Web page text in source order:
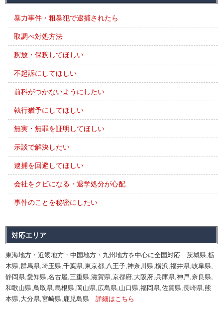
暴力事件・粗暴犯で逮捕されたら
取調べ対処方法
釈放・保釈してほしい
不起訴にしてほしい
前科がつかないようにしたい
執行猶予にしてほしい
無実・無罪を証明してほしい
示談で解決したい
逮捕を回避してほしい
会社をクビになる・退学処分が心配
事件のことを秘密にしたい
対応エリア
東海地方・近畿地方・中国地方・九州地方を中心に全国対応 茨城県,栃
木県,群馬県,埼玉県,千葉県,東京都,八王子,神奈川県,横浜,福井県,岐阜県,
静岡県,愛知県,名古屋,三重県,滋賀県,京都府,大阪府,兵庫県,神戸,奈良県,
和歌山県,鳥取県,島根県,岡山県,広島県,山口県,福岡県,佐賀県,長崎県,熊
本県,大分県,宮崎県,鹿児島県詳細はこちら